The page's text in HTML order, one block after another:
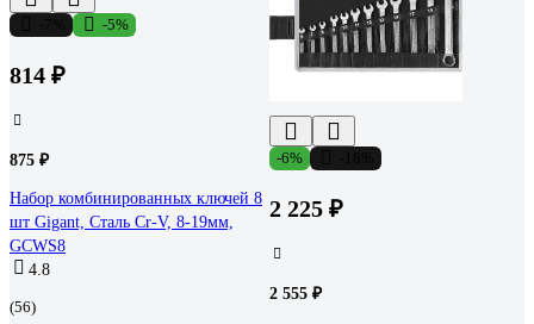
-5%
814 ₽
875 ₽
Набор комбинированных ключей 8
шт Gigant, Сталь Cr-V, 8-19мм,
GCWS8
4.8
(56)
-6%
2 225 ₽
2 555 ₽